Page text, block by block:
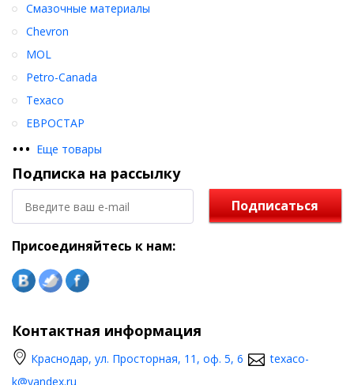
••• Еще товары
Смазочные материалы
Chevron
MOL
Petro-Canada
Texaco
ЕВРОСТАР
Подписка на рассылку
Подписаться
Присоединяйтесь к нам:
Контактная информация
Краснодар, ул. Просторная, 11, оф. 5, 6
texaco-
k@yandex.ru